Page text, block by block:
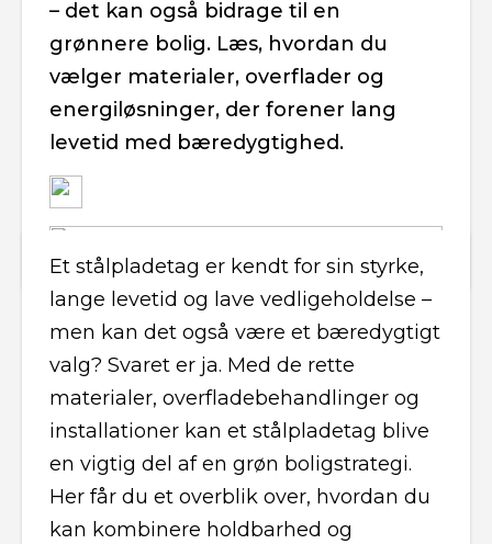
– det kan også bidrage til en
grønnere bolig. Læs, hvordan du
vælger materialer, overflader og
energiløsninger, der forener lang
levetid med bæredygtighed.
Et stålpladetag er kendt for sin styrke,
lange levetid og lave vedligeholdelse –
men kan det også være et bæredygtigt
valg? Svaret er ja. Med de rette
materialer, overfladebehandlinger og
installationer kan et stålpladetag blive
en vigtig del af en grøn boligstrategi.
Her får du et overblik over, hvordan du
kan kombinere holdbarhed og